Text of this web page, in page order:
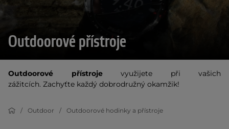
Outdoorové přístroje
Outdoorové přístrojevyužijete při vašich
zážitcích. Zachyťte každý dobrodružný okamžik!
Outdoor Outdoorové hodinky a přístroje